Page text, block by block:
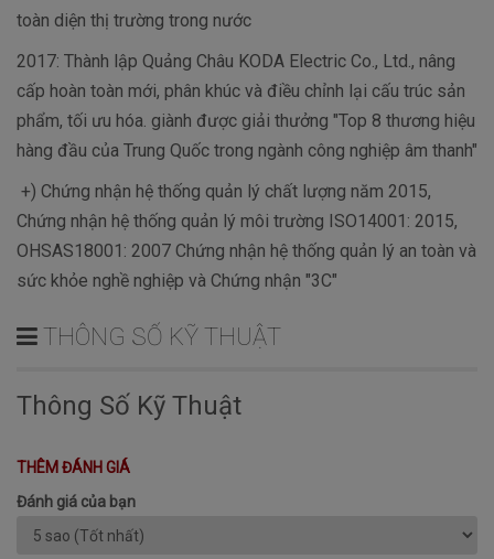
toàn diện thị trường trong nước
2017: Thành lập Quảng Châu KODA Electric Co., Ltd., nâng
cấp hoàn toàn mới, phân khúc và điều chỉnh lại cấu trúc sản
phẩm, tối ưu hóa. giành được giải thưởng "Top 8 thương hiệu
hàng đầu của Trung Quốc trong ngành công nghiệp âm thanh"
+) Chứng nhận hệ thống quản lý chất lượng năm 2015,
Chứng nhận hệ thống quản lý môi trường ISO14001: 2015,
OHSAS18001: 2007 Chứng nhận hệ thống quản lý an toàn và
sức khỏe nghề nghiệp và Chứng nhận "3C"
THÔNG SỐ KỸ THUẬT
Thông Số Kỹ Thuật
THÊM ĐÁNH GIÁ
Đánh giá của bạn